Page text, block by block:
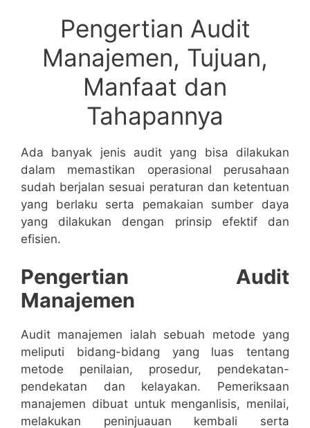
Pengertian Audit
Manajemen, Tujuan,
Manfaat dan
Tahapannya
Ada banyak jenis audit yang bisa dilakukan
dalam memastikan operasional perusahaan
sudah berjalan sesuai peraturan dan ketentuan
yang berlaku serta pemakaian sumber daya
yang dilakukan dengan prinsip efektif dan
efisien.
Pengertian Audit
Manajemen
Audit manajemen ialah sebuah metode yang
meliputi bidang-bidang yang luas tentang
metode penilaian, prosedur, pendekatan-
pendekatan dan kelayakan. Pemeriksaan
manajemen dibuat untuk menganlisis, menilai,
melakukan peninjuauan kembali serta